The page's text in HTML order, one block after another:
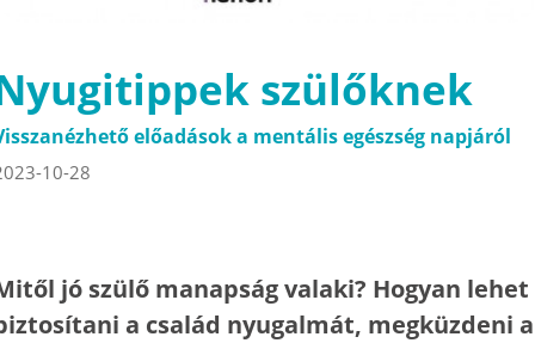
szülőknek
előadások a mentális egészség napjáról
10-28
jó szülő manapság valaki? Hogyan lehet
a család nyugalmát, megküzdeni a